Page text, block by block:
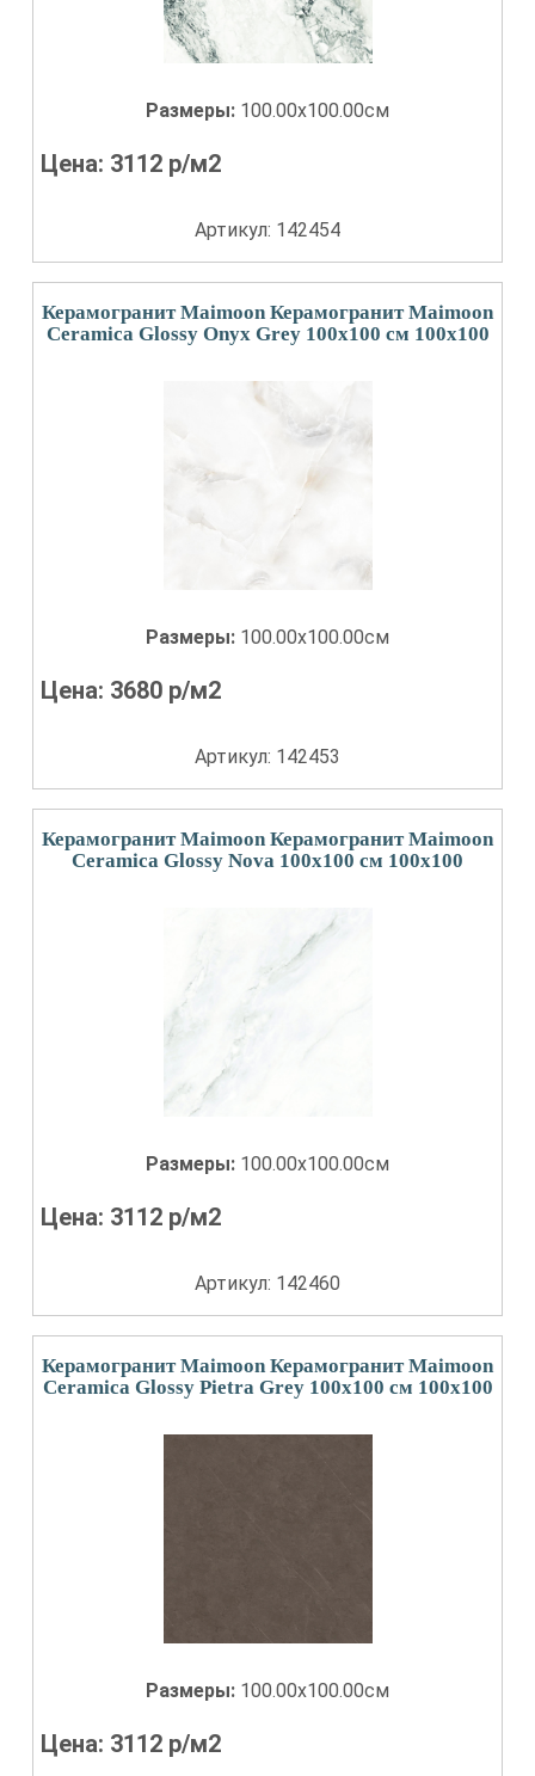
Размеры: 100.00x100.00см
Цена: 3112 р/м2
Артикул: 142454
Керамогранит Maimoon Керамогранит Maimoon
Ceramica Glossy Onyx Grey 100х100 см 100x100
Размеры: 100.00x100.00см
Цена: 3680 р/м2
Артикул: 142453
Керамогранит Maimoon Керамогранит Maimoon
Ceramica Glossy Nova 100х100 см 100x100
Размеры: 100.00x100.00см
Цена: 3112 р/м2
Артикул: 142460
Керамогранит Maimoon Керамогранит Maimoon
Ceramica Glossy Pietra Grey 100х100 см 100x100
Размеры: 100.00x100.00см
Цена: 3112 р/м2